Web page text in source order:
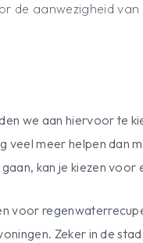
de aanwezigheid
we aan hiervoor te
veel meer helpen dan
kan je kiezen
voor
Zeker in de